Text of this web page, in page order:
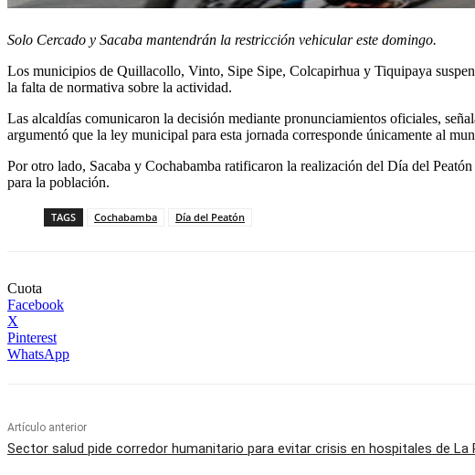
Solo Cercado y Sacaba mantendrán la restricción vehicular este domingo.
Los municipios de Quillacollo, Vinto, Sipe Sipe, Colcapirhua y Tiquipaya
la falta de normativa sobre la actividad.
Las alcaldías comunicaron la decisión mediante pronunciamientos oficiales,
argumentó que la ley municipal para esta jornada corresponde únicamente al
Por otro lado, Sacaba y Cochabamba ratificaron la realización del Día del
para la población.
TAGS Cochabamba Día del Peatón
Cuota
Facebook
X
Pinterest
WhatsApp
Artículo anterior
Sector salud pide corredor humanitario para evitar crisis en hospitales de La